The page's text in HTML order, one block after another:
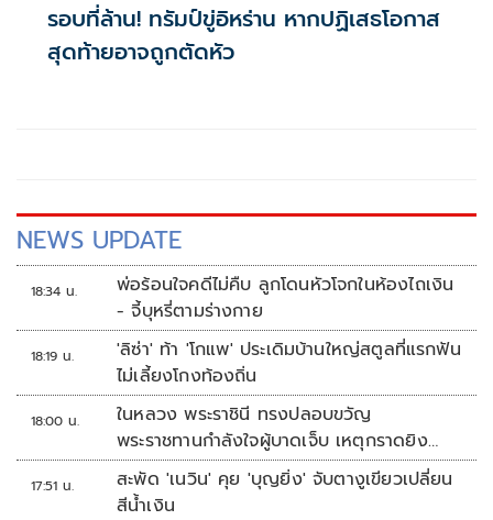
รอบที่ล้าน! ทรัมป์ขู่อิหร่าน หากปฏิเสธโอกาส
สุดท้ายอาจถูกตัดหัว
NEWS UPDATE
18:34 น.
พ่อร้อนใจคดีไม่คืบ ลูกโดนหัวโจกในห้องไถเงิน
- จี้บุหรี่ตามร่างกาย
18:19 น.
'ลิซ่า' ท้า 'โกแพ' ประเดิมบ้านใหญ่สตูลที่แรกฟัน
ไม่เลี้ยงโกงท้องถิ่น
18:00 น.
ในหลวง พระราชินี ทรงปลอบขวัญ
พระราชทานกำลังใจผู้บาดเจ็บ เหตุกราดยิง
รร.เทพศิรินทร์นนทบุรี
17:51 น.
สะพัด 'เนวิน' คุย 'บุญยิ่ง' จับตางูเขียวเปลี่ยน
สีน้ำเงิน